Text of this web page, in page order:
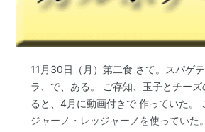
11月30日（月）第二食 さて。スパゲ
ラ、で、ある。 ご存知、玉子とチー
ると、4月に動画付きで 作っていた。
ジャーノ・レッジャーノを使っていた